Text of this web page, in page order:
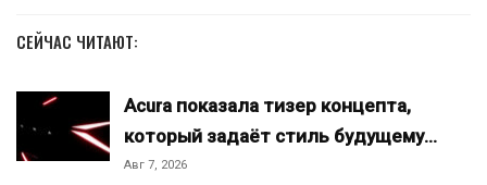
СЕЙЧАС ЧИТАЮТ:
Acura показала тизер концепта,
который задаёт стиль будущему…
Авг 7, 2026